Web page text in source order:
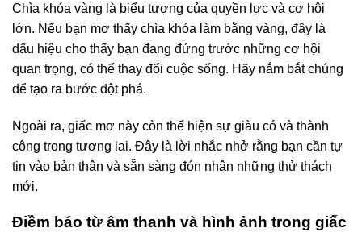
Chìa khóa vàng là biểu tượng của quyền lực và cơ hội
lớn. Nếu bạn mơ thấy chìa khóa làm bằng vàng, đây là
dấu hiệu cho thấy bạn đang đứng trước những cơ hội
quan trọng, có thể thay đổi cuộc sống. Hãy nắm bắt chúng
để tạo ra bước đột phá.
Ngoài ra, giấc mơ này còn thể hiện sự giàu có và thành
công trong tương lai. Đây là lời nhắc nhở rằng bạn cần tự
tin vào bản thân và sẵn sàng đón nhận những thử thách
mới.
Điềm báo từ âm thanh và hình ảnh trong giấc